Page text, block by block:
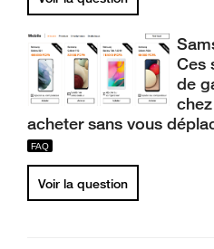
Ces
de
acheter sans vous
Voir la question